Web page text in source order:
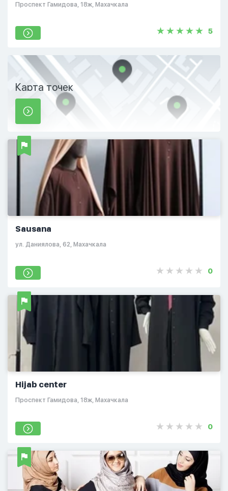
​Проспект Гамидова, 18ж, Махачкала
5
Карта точек
Sausana
ул. Даниялова, 62, Махачкала
0
Hijab center
​Проспект Гамидова, 18ж, Махачкала
0